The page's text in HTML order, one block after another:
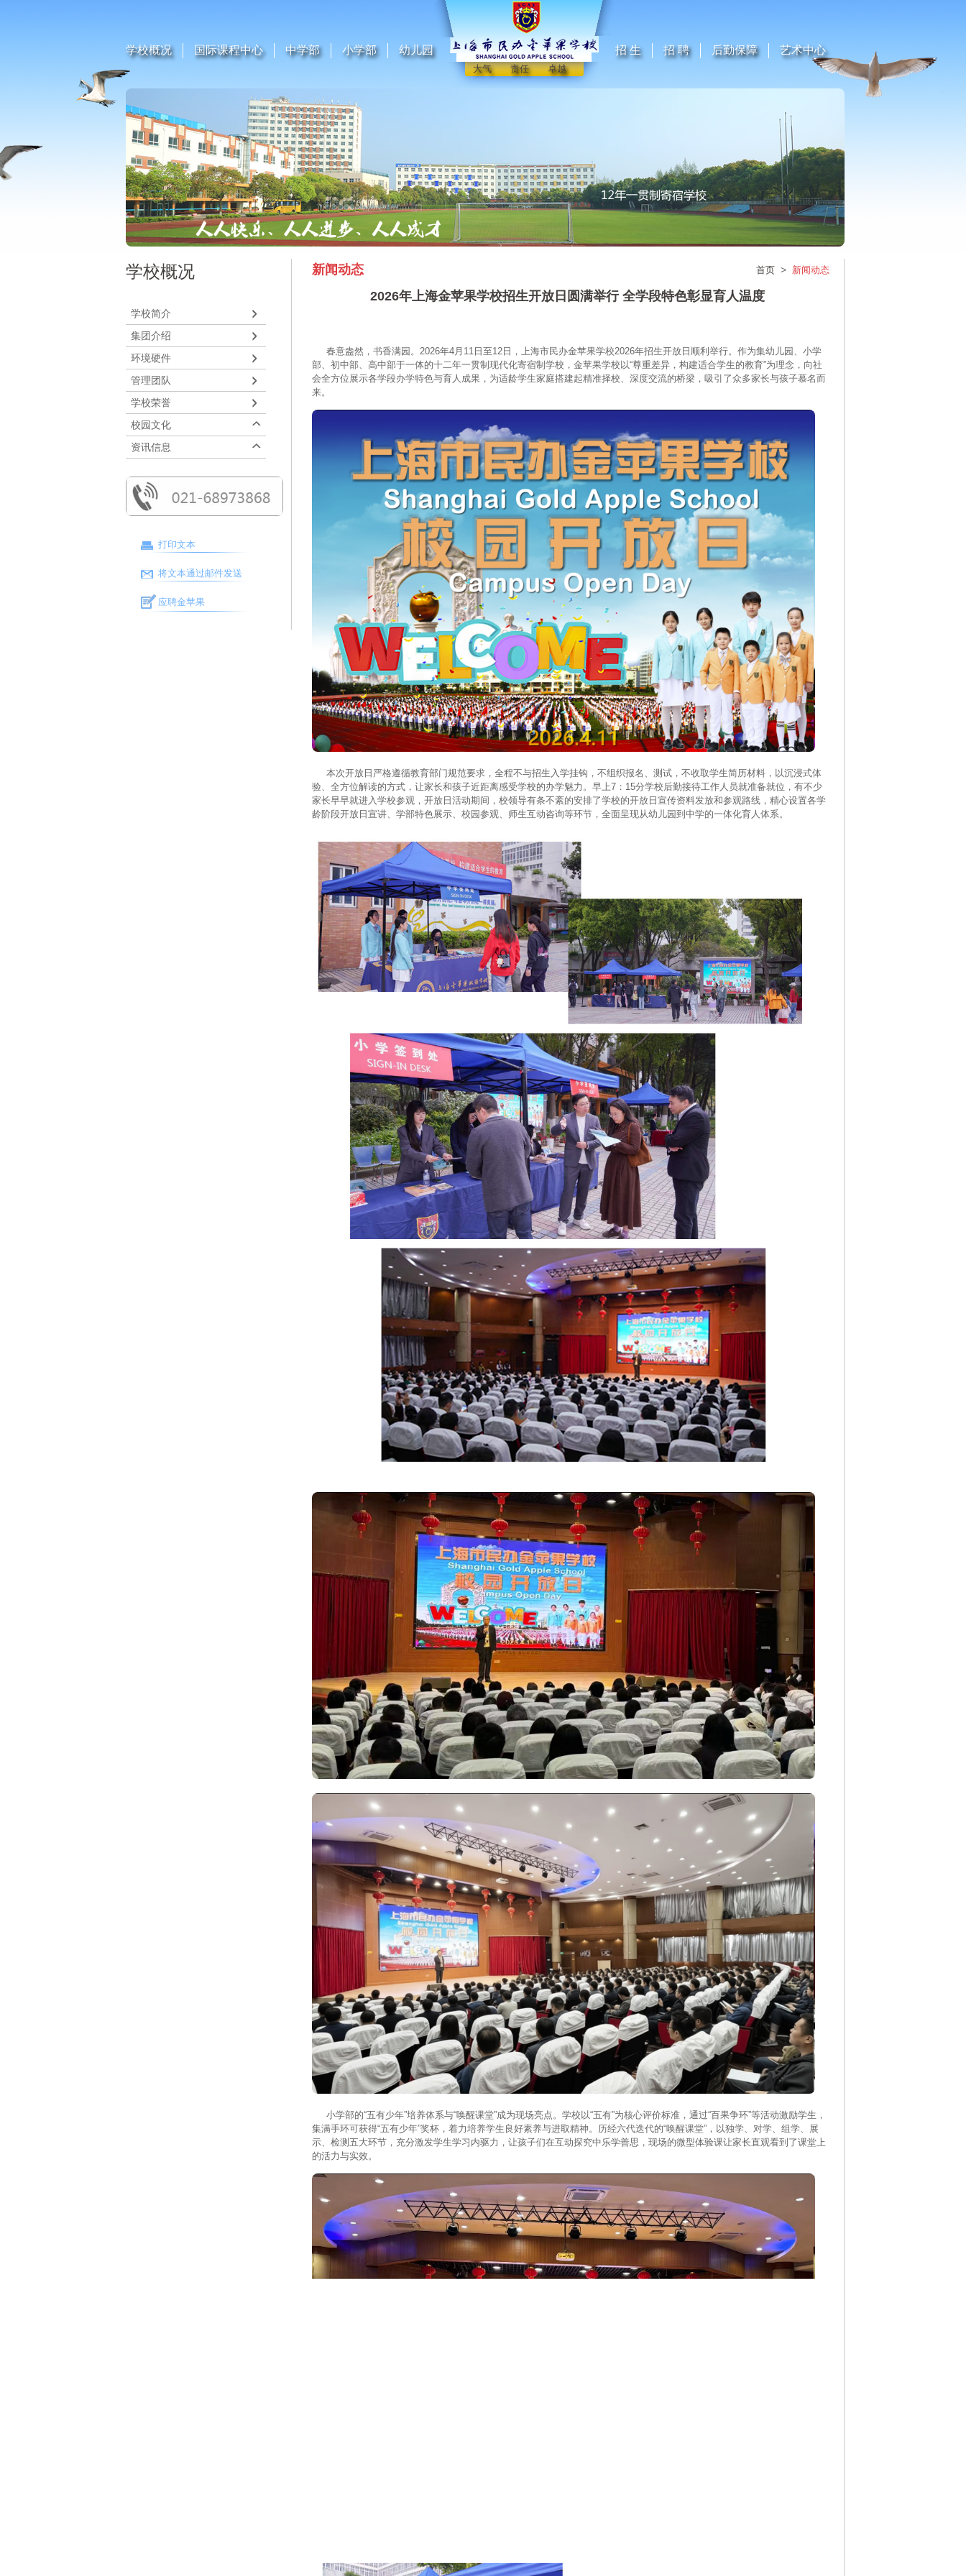
学校概况 国际课程中心 中学部 小学部 幼儿园
大气 责任 卓越
招 生 招 聘 后勤保障 艺术中心
学校概况
学校简介
集团介绍
环境硬件
管理团队
学校荣誉
校园文化
资讯信息
打印文本
将文本通过邮件发送
应聘金苹果
新闻动态 首页 > 新闻动态
2026年上海金苹果学校招生开放日圆满举行 全学段特色彰显育人温度
春意盎然，书香满园。2026年4月11日至12日，上海市民办金苹果学校2026年招生开放日顺利举行。作为集幼儿园、小学
部、初中部、高中部于一体的十二年一贯制现代化寄宿制学校，金苹果学校以“尊重差异，构建适合学生的教育”为理念，向社
会全方位展示各学段办学特色与育人成果，为适龄学生家庭搭建起精准择校、深度交流的桥梁，吸引了众多家长与孩子慕名而
来。
本次开放日严格遵循教育部门规范要求，全程不与招生入学挂钩，不组织报名、测试，不收取学生简历材料，以沉浸式体
验、全方位解读的方式，让家长和孩子近距离感受学校的办学魅力。早上7：15分学校后勤接待工作人员就准备就位，有不少
家长早早就进入学校参观，开放日活动期间，校领导有条不紊的安排了学校的开放日宣传资料发放和参观路线，精心设置各学
龄阶段开放日宣讲、学部特色展示、校园参观、师生互动咨询等环节，全面呈现从幼儿园到中学的一体化育人体系。
小学部的“五有少年”培养体系与“唤醒课堂”成为现场亮点。学校以“五有”为核心评价标准，通过“百果争环”等活动激励学生，
集满手环可获得“五有少年”奖杯，着力培养学生良好素养与进取精神。历经六代迭代的“唤醒课堂”，以独学、对学、组学、展
示、检测五大环节，充分激发学生学习内驱力，让孩子们在互动探究中乐学善思，现场的微型体验课让家长直观看到了课堂上
的活力与实效。